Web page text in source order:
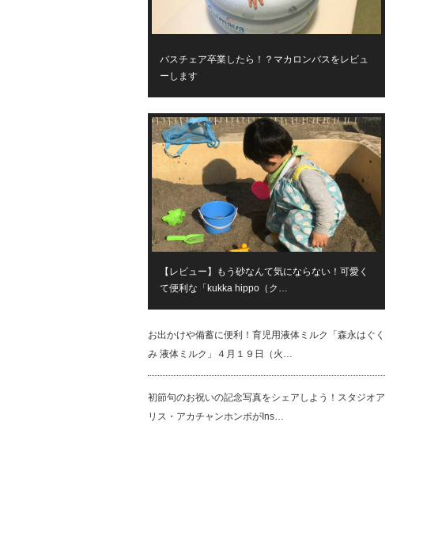
バスチェア卒業したら！？マカロンバスをレビュ
ーします
【レビュー】もう砂なんて気にならない！可愛く
て便利な「kukka hippo（ク…
お出かけや備蓄に便利！育児用液体ミルク「森永はぐく
み 液体ミルク」４月１９日（火…
初節句のお祝いの記念写真をシェアしよう！スタジオア
リス・アカチャンホンポがIns…